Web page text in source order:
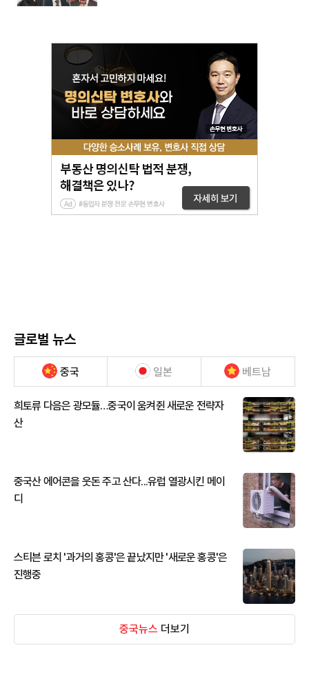
글로벌 뉴스
중국 일본 베트남
희토류 다음은 광모듈…중국이 움켜쥔 새로운 전략자
산
중국산 에어콘을 웃돈 주고 산다...유럽 열광시킨 메이
디
스티븐 로치 '과거의 홍콩'은 끝났지만 '새로운 홍콩'은
진행중
중국뉴스 더보기